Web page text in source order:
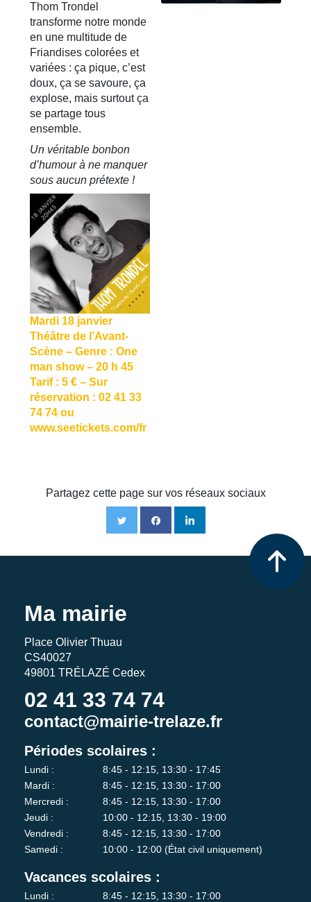
Thom Trondel
transforme notre monde
en une multitude de
Friandises colorées et
variées : ça pique, c’est
doux, ça se savoure, ça
explose, mais surtout ça
se partage tous
ensemble.
Un véritable bonbon
d’humour à ne manquer
sous aucun prétexte !
Mardi 18 janvier
Théâtre de l’Avant-
Scène – Genre : One
man show – 20 h 45
Tarif : 5 € – Sur
réservation : 02 41 33
74 74 ou
www.seetickets.com/fr
Partagez cette page sur vos réseaux sociaux
Ma mairie
Place Olivier Thuau
CS40027
49801 TRÉLAZÉ Cedex
02 41 33 74 74
contact@mairie-trelaze.fr
Périodes scolaires :
Lundi :
8:45 - 12:15, 13:30 - 17:45
Mardi :
8:45 - 12:15, 13:30 - 17:00
Mercredi :
8:45 - 12:15, 13:30 - 17:00
Jeudi :
10:00 - 12:15, 13:30 - 19:00
Vendredi :
8:45 - 12:15, 13:30 - 17:00
Samedi :
10:00 - 12:00 (État civil uniquement)
Vacances scolaires :
Lundi : 8:45 - 12:15, 13:30 - 17:00